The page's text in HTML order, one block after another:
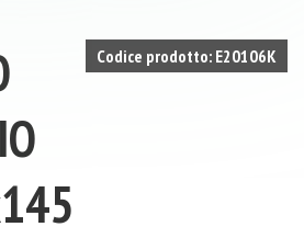
Codice prodotto: E20106K